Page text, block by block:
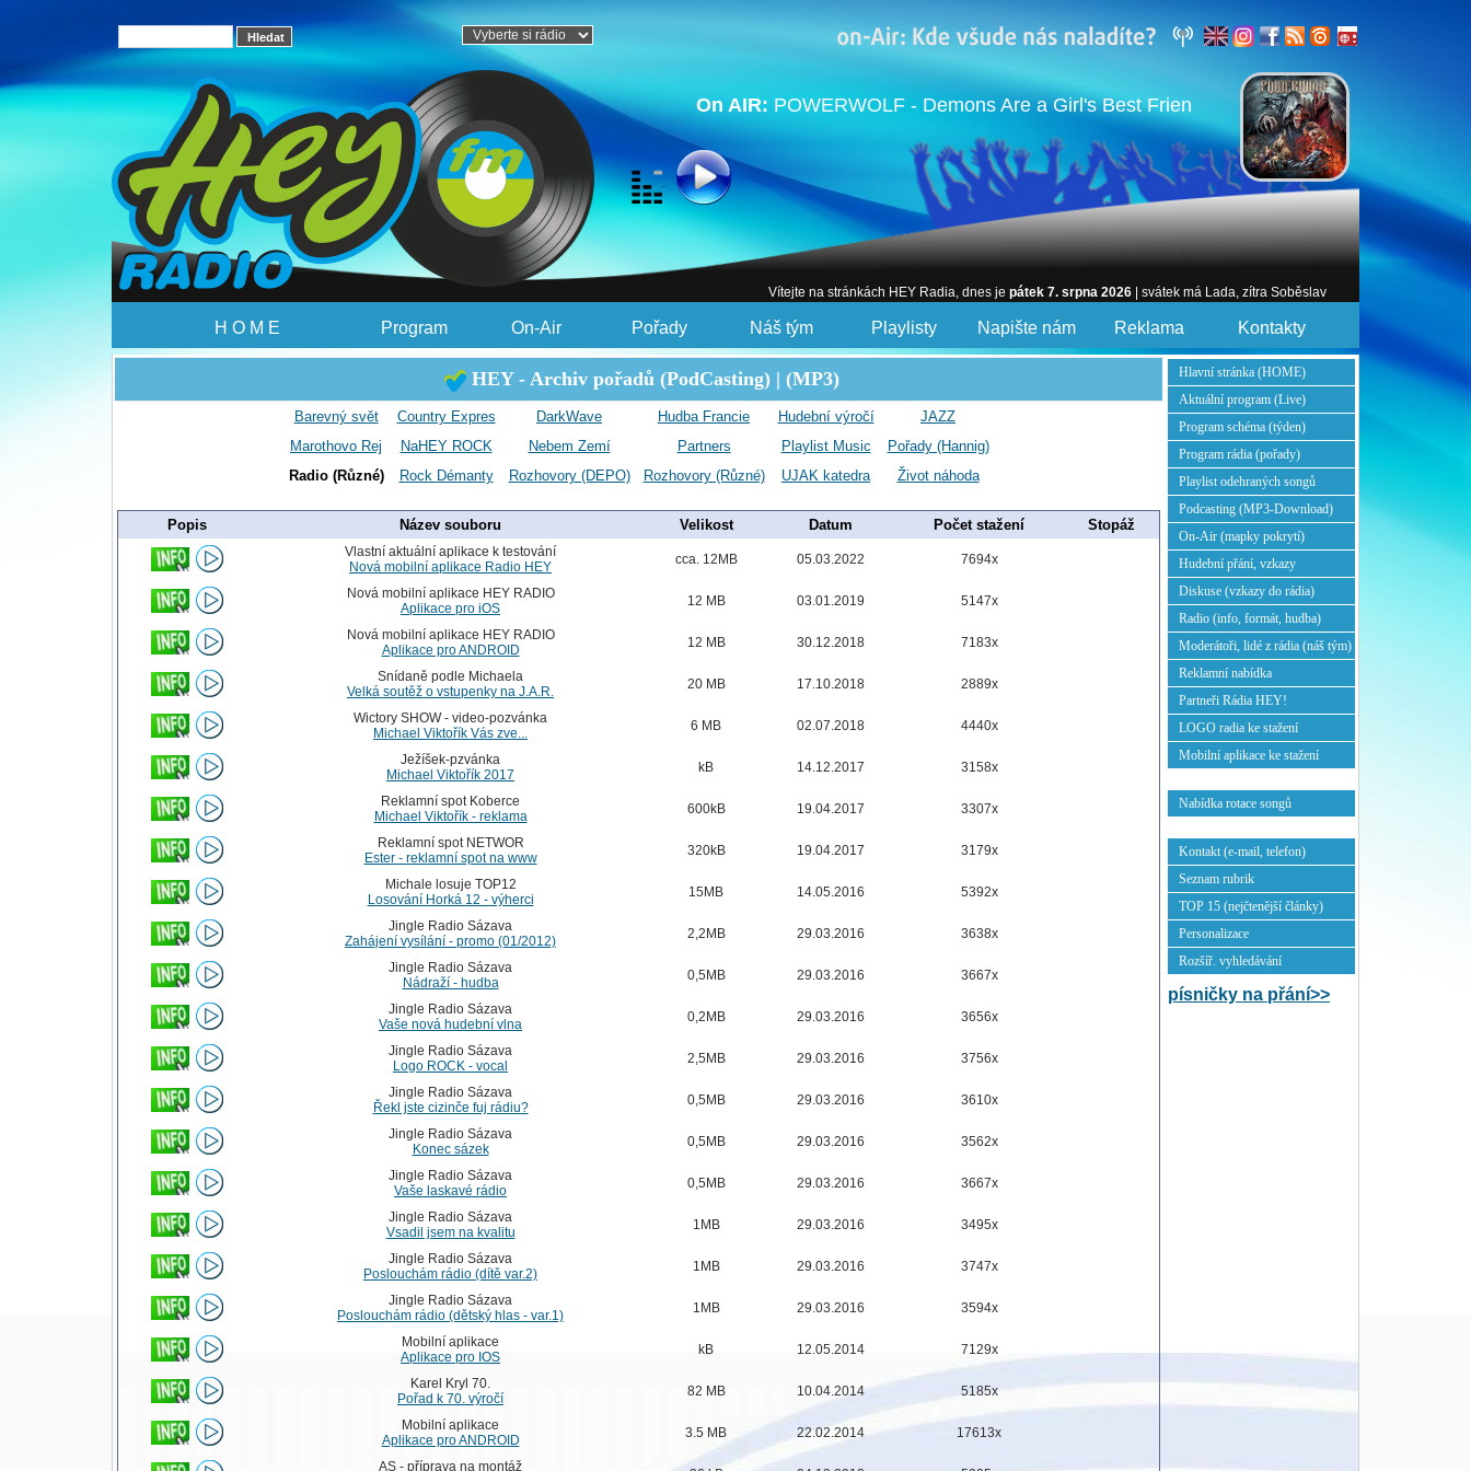
On AIR: POWERWOLF - Demons Are a Girl's Best Frien
Vítejte na stránkách HEY Radia, dnes je pátek 7. srpna 2026 | svátek má Lada, zítra Soběslav
H O M E Program On-Air Pořady Náš tým Playlisty Napište nám Reklama Kontakty
HEY - Archiv pořadů (PodCasting) | (MP3)
Barevný svět Country Expres DarkWave Hudba Francie Hudební výročí
JAZZ
Marothovo Rej
NaHEY ROCK Nebem Zemí Partners Playlist Music
Pořady (Hannig)
Radio (Různé)
Rock Démanty Rozhovory (DEPO) Rozhovory (Různé) UJAK katedra Život náhoda
Popis Název souboru Velikost Datum Počet stažení Stopáž
Vlastní aktuální aplikace k testování
Nová mobilní aplikace Radio HEY
cca. 12MB 05.03.2022 7694x
Nová mobilní aplikace HEY RADIO
Aplikace pro iOS
12 MB 03.01.2019 5147x
Nová mobilní aplikace HEY RADIO
Aplikace pro ANDROID
12 MB 30.12.2018 7183x
Snídaně podle Michaela
Velká soutěž o vstupenky na J.A.R.
20 MB 17.10.2018 2889x
Wictory SHOW - video-pozvánka
Michael Viktořík Vás zve...
6 MB 02.07.2018 4440x
Ježíšek-pzvánka
Michael Viktořík 2017
kB 14.12.2017 3158x
Reklamní spot Koberce
Michael Viktořík - reklama
600kB 19.04.2017 3307x
Reklamní spot NETWOR
Ester - reklamní spot na www
320kB 19.04.2017 3179x
Michale losuje TOP12
Losování Horká 12 - výherci
15MB 14.05.2016 5392x
Jingle Radio Sázava
Zahájení vysílání - promo (01/2012)
2,2MB 29.03.2016 3638x
Jingle Radio Sázava
Nádraží - hudba
0,5MB 29.03.2016 3667x
Jingle Radio Sázava
Vaše nová hudební vlna
0,2MB 29.03.2016 3656x
Jingle Radio Sázava
Logo ROCK - vocal
2,5MB 29.03.2016 3756x
Jingle Radio Sázava
Řekl jste cizinče fuj rádiu?
0,5MB 29.03.2016 3610x
Jingle Radio Sázava
Konec sázek
0,5MB 29.03.2016 3562x
Jingle Radio Sázava
Vaše laskavé rádio
0,5MB 29.03.2016 3667x
Jingle Radio Sázava
Vsadil jsem na kvalitu
1MB 29.03.2016 3495x
Jingle Radio Sázava
Poslouchám rádio (dítě var.2)
1MB 29.03.2016 3747x
Jingle Radio Sázava
Poslouchám rádio (dětský hlas - var.1)
1MB 29.03.2016 3594x
Mobilní aplikace
Aplikace pro IOS
kB 12.05.2014 7129x
Karel Kryl 70.
Pořad k 70. výročí
82 MB 10.04.2014 5185x
Mobilní aplikace
Aplikace pro ANDROID
3.5 MB 22.02.2014 17613x
AS - příprava na montáž
Hlavní stránka (HOME)
Aktuální program (Live)
Program schéma (týden)
Program rádia (pořady)
Playlist odehraných songů
Podcasting (MP3-Download)
On-Air (mapky pokrytí)
Hudební přání, vzkazy
Diskuse (vzkazy do rádia)
Radio (info, formát, hudba)
Moderátoři, lidé z rádia (náš tým)
Reklamní nabídka
Partneři Rádia HEY!
LOGO radia ke stažení
Mobilní aplikace ke stažení
Nabídka rotace songů
Kontakt (e-mail, telefon)
Seznam rubrik
TOP 15 (nejčtenější články)
Personalizace
Rozšíř. vyhledávání
písničky na přání>>